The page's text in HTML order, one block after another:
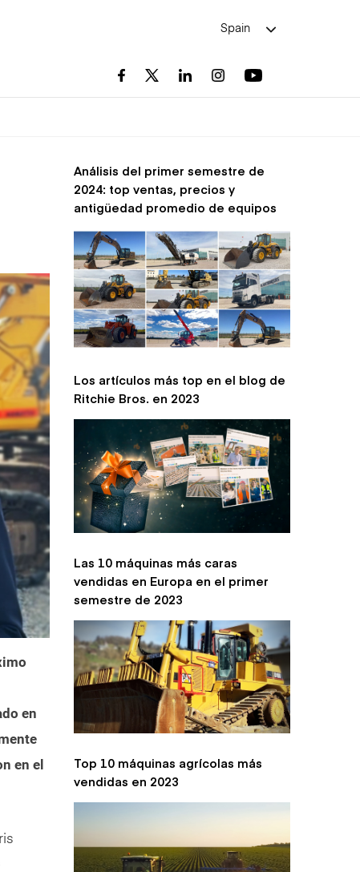
Spain
en
en el
Análisis del primer semestre de
2024: top ventas, precios y
antigüedad promedio de equipos
Los artículos más top en el blog de
Ritchie Bros. en 2023
Las 10 máquinas más caras
vendidas en Europa en el primer
semestre de 2023
Top 10 máquinas agrícolas más
vendidas en 2023